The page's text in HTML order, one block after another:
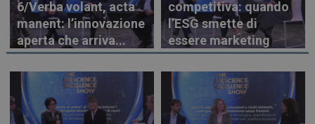
6/Verba volant, acta
manent: l’innovazione
aperta che arriva...
competitiva: quando
l’ESG smette di
essere marketing